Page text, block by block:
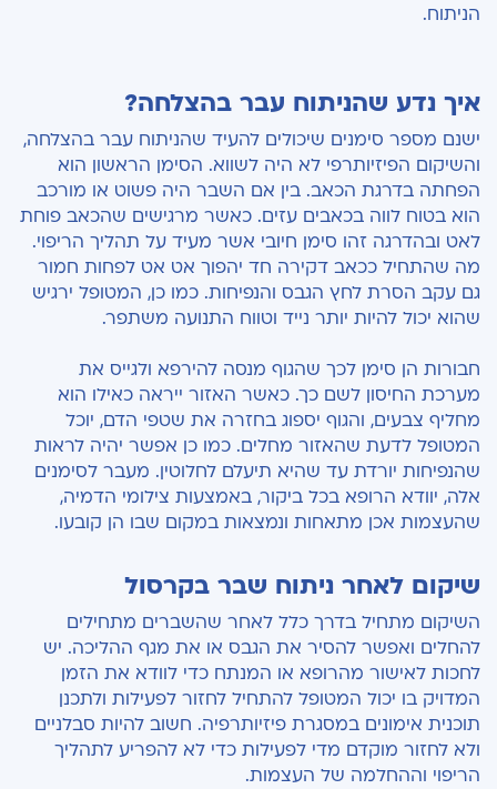
הניתוח.
איך נדע שהניתוח עבר בהצלחה?
ישנם מספר סימנים שיכולים להעיד שהניתוח עבר בהצלחה,
והשיקום הפיזיותרפי לא היה לשווא. הסימן הראשון הוא
הפחתה בדרגת הכאב. בין אם השבר היה פשוט או מורכב
הוא בטוח לווה בכאבים עזים. כאשר מרגישים שהכאב פוחת
לאט ובהדרגה זהו סימן חיובי אשר מעיד על תהליך הריפוי.
מה שהתחיל ככאב דקירה חד יהפוך אט אט לפחות חמור
גם עקב הסרת לחץ הגבס והנפיחות. כמו כן, המטופל ירגיש
שהוא יכול להיות יותר נייד וטווח התנועה משתפר.
חבורות הן סימן לכך שהגוף מנסה להירפא ולגייס את
מערכת החיסון לשם כך. כאשר האזור ייראה כאילו הוא
מחליף צבעים, והגוף יספוג בחזרה את שטפי הדם, יוכל
המטופל לדעת שהאזור מחלים. כמו כן אפשר יהיה לראות
שהנפיחות יורדת עד שהיא תיעלם לחלוטין. מעבר לסימנים
אלה, יוודא הרופא בכל ביקור, באמצעות צילומי הדמיה,
שהעצמות אכן מתאחות ונמצאות במקום שבו הן קובעו.
שיקום לאחר ניתוח שבר בקרסול
השיקום מתחיל בדרך כלל לאחר שהשברים מתחילים
להחלים ואפשר להסיר את הגבס או את מגף ההליכה. יש
לחכות לאישור מהרופא או המנתח כדי לוודא את הזמן
המדויק בו יכול המטופל להתחיל לחזור לפעילות ולתכנן
תוכנית אימונים במסגרת פיזיותרפיה. חשוב להיות סבלניים
ולא לחזור מוקדם מדי לפעילות כדי לא להפריע לתהליך
הריפוי וההחלמה של העצמות.